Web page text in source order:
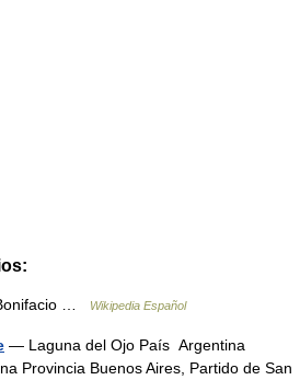
… Wikipedia Español
— Laguna del Ojo País Argentina
Provincia Buenos Aires, Partido de San